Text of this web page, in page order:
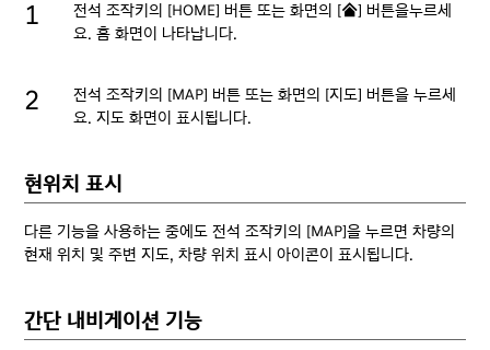
전석 조작키의 [HOME] 버튼 또는 화면의 [B] 버튼을누르세
요. 홈 화면이 나타납니다.
전석 조작키의 [MAP] 버튼 또는 화면의 [지도] 버튼을 누르세
요. 지도 화면이 표시됩니다.
현위치 표시
다른 기능을 사용하는 중에도 전석 조작키의 [MAP]을 누르면 차량의
현재 위치 및 주변 지도, 차량 위치 표시 아이콘이 표시됩니다.
간단 내비게이션 기능